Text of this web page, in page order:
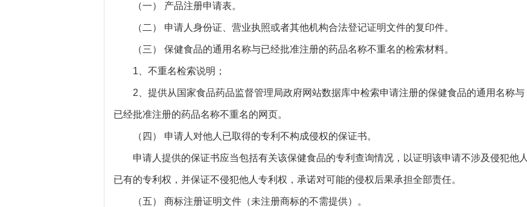
（一） 产品注册申请表。
（二） 申请人身份证、营业执照或者其他机构合法登记证明文件的复印件。
（三） 保健食品的通用名称与已经批准注册的药品名称不重名的检索材料。
1、不重名检索说明；
2、提供从国家食品药品监督管理局政府网站数据库中检索申请注册的保健食品的通用名称与
已经批准注册的药品名称不重名的网页。
（四） 申请人对他人已取得的专利不构成侵权的保证书。
申请人提供的保证书应当包括有关该保健食品的专利查询情况，以证明该申请不涉及侵犯他人
已有的专利权，并保证不侵犯他人专利权，承诺对可能的侵权后果承担全部责任。
（五） 商标注册证明文件（未注册商标的不需提供）。